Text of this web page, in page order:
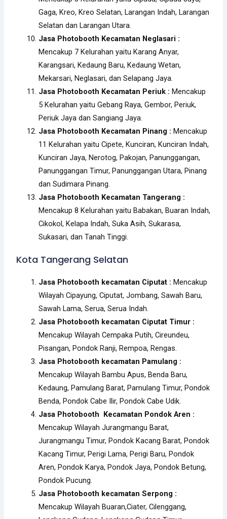
Gaga, Kreo, Kreo Selatan, Larangan Indah, Larangan
Selatan dan Larangan Utara.
Jasa Photobooth Kecamatan Neglasari :
Mencakup 7 Kelurahan yaitu Karang Anyar,
Karangsari, Kedaung Baru, Kedaung Wetan,
Mekarsari, Neglasari, dan Selapang Jaya.
Jasa Photobooth Kecamatan Periuk :Mencakup
5 Kelurahan yaitu Gebang Raya, Gembor, Periuk,
Periuk Jaya dan Sangiang Jaya.
Jasa Photobooth Kecamatan Pinang : Mencakup
11 Kelurahan yaitu Cipete, Kunciran, Kunciran Indah,
Kunciran Jaya, Nerotog, Pakojan, Panunggangan,
Panunggangan Timur, Panunggangan Utara, Pinang
dan Sudimara Pinang.
Jasa Photobooth Kecamatan Tangerang :
Mencakup 8 Kelurahan yaitu Babakan, Buaran Indah,
Cikokol, Kelapa Indah, Suka Asih, Sukarasa,
Sukasari, dan Tanah Tinggi.
Kota Tangerang Selatan
Jasa Photobooth kecamatan Ciputat : Mencakup
Wilayah Cipayung, Ciputat, Jombang, Sawah Baru,
Sawah Lama, Serua, Serua Indah.
Jasa Photobooth kecamatan Ciputat Timur :
Mencakup Wilayah Cempaka Putih, Cireundeu,
Pisangan, Pondok Ranji, Rempoa, Rengas.
Jasa Photobooth kecamatan Pamulang :
Mencakup Wilayah Bambu Apus, Benda Baru,
Kedaung, Pamulang Barat, Pamulang Timur, Pondok
Benda, Pondok Cabe Ilir, Pondok Cabe Udik.
Jasa Photobooth Kecamatan Pondok Aren :
Mencakup Wilayah Jurangmangu Barat,
Jurangmangu Timur, Pondok Kacang Barat, Pondok
Kacang Timur, Perigi Lama, Perigi Baru, Pondok
Aren, Pondok Karya, Pondok Jaya, Pondok Betung,
Pondok Pucung.
Jasa Photobooth kecamatan Serpong :
Mencakup Wilayah Buaran,Ciater, Cilenggang,